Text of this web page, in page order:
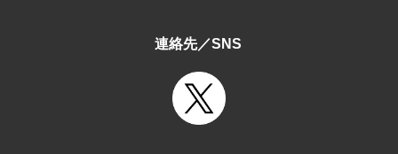
連絡先／SNS